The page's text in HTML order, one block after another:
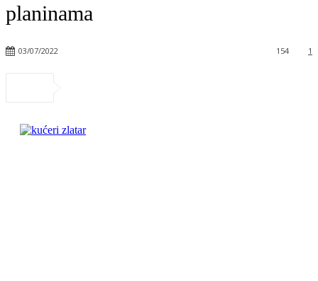
planinama
03/07/2022 1
154